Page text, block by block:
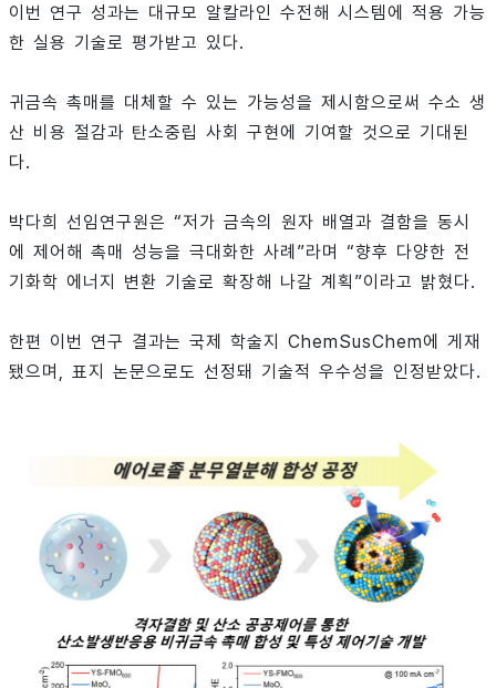
이번 연구 성과는 대규모 알칼라인 수전해 시스템에 적용 가능
한 실용 기술로 평가받고 있다.
귀금속 촉매를 대체할 수 있는 가능성을 제시함으로써 수소 생
산 비용 절감과 탄소중립 사회 구현에 기여할 것으로 기대된
다.
박다희 선임연구원은 “저가 금속의 원자 배열과 결함을 동시
에 제어해 촉매 성능을 극대화한 사례”라며 “향후 다양한 전
기화학 에너지 변환 기술로 확장해 나갈 계획”이라고 밝혔다.
한편 이번 연구 결과는 국제 학술지 ChemSusChem에 게재
됐으며, 표지 논문으로도 선정돼 기술적 우수성을 인정받았다.